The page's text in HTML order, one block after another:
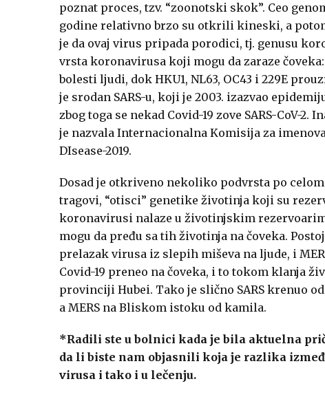
poznat proces, tzv. “zoonotski skok”. Ceo
godine relativno brzo su otkrili kineski, a
je da ovaj virus pripada porodici, tj. genusu
vrsta koronavirusa koji mogu da zaraze čoveka:
bolesti ljudi, dok HKU1, NL63, OC43 i 229E
je srodan SARS-u, koji je 2003. izazvao
zbog toga se nekad Covid-19 zove SARS-CoV-2.
je nazvala Internacionalna Komisija za
DIsease-2019.
Dosad je otkriveno nekoliko podvrsta po
tragovi, “otisci” genetike životinja koji su
koronavirusi nalaze u životinjskim
mogu da pređu sa tih životinja na čoveka.
prelazak virusa iz slepih miševa na ljude, i
Covid-19 preneo na čoveka, i to tokom klanja
provinciji Hubei. Tako je slično SARS krenuo
a MERS na Bliskom istoku od kamila.
*Radili ste u bolnici kada je bila aktuelna
da li biste nam objasnili koja je razlika
virusa i tako i u lečenju.